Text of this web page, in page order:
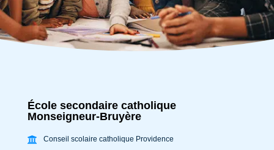
École secondaire catholique
Monseigneur-Bruyère
Conseil scolaire catholique Providence